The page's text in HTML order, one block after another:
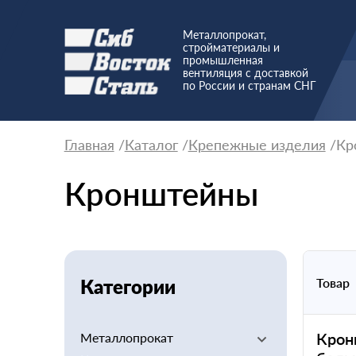
Металлопрокат,
стройматериалы и
промышленная
вентиляция с доставкой
по России и странам СНГ
Главная Каталог Крепежные изделия
Кронштейны
Категории
Металлопрокат
Товар